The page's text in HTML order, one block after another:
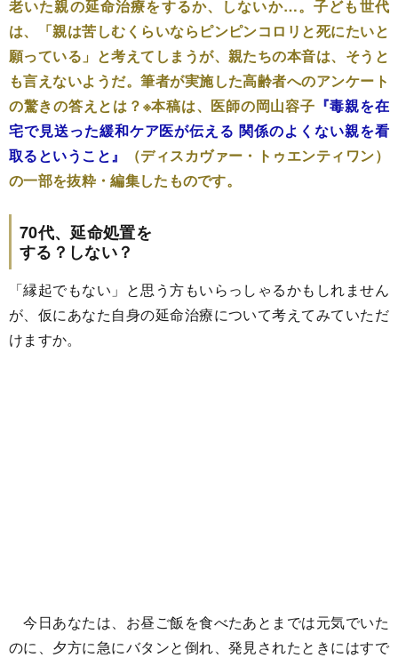
老いた親の延命治療をするか、しないか…。子ども世代
は、「親は苦しむくらいならピンピンコロリと死にたいと
願っている」と考えてしまうが、親たちの本音は、そうと
も言えないようだ。筆者が実施した高齢者へのアンケート
の驚きの答えとは？※本稿は、医師の岡山容子 『毒親を在
宅で見送った緩和ケア医が伝える 関係のよくない親を看
取るということ』
（ディスカヴァー・トゥエンティワン）
の一部を抜粋・編集したものです。
70代、延命処置を
する？しない？
「縁起でもない」と思う方もいらっしゃるかもしれません
が、仮にあなた自身の延命治療について考えてみていただ
けますか。
今日あなたは、お昼ご飯を食べたあとまでは元気でいた
のに、夕方に急にバタンと倒れ、発見されたときにはすで